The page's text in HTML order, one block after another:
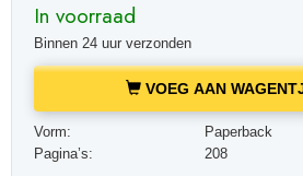
In voorraad
Binnen 24 uur verzonden
VOEG AAN
Vorm:
Paperback
Pagina’s:
208